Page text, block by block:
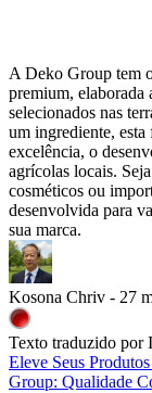
A Deko Group tem
premium, elaborada
selecionados nas
um ingrediente,
excelência, o
agrícolas locais.
cosméticos ou
desenvolvida para
sua marca.
Kosona Chriv - 27
Texto traduzido por
Eleve Seus
Group: Qualidade